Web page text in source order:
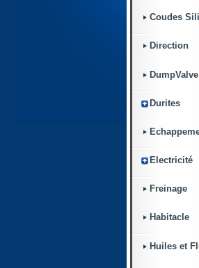
Coudes
Direction
Durites
Electricité
Freinage
Habitacle
Huiles et